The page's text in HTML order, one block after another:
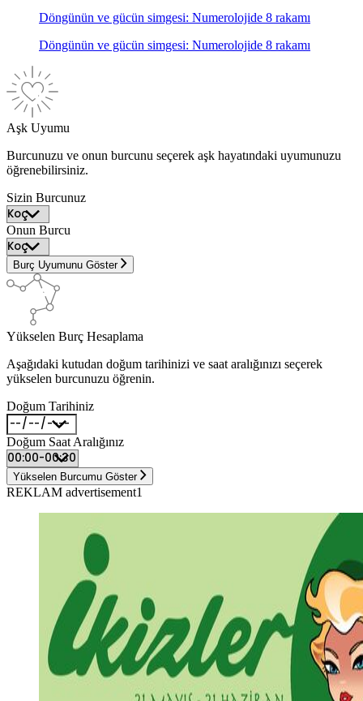
Döngünün ve gücün simgesi: Numerolojide 8 rakamı
Döngünün ve gücün simgesi: Numerolojide 8 rakamı
Aşk Uyumu
Burcunuzu ve onun burcunu seçerek aşk hayatındaki uyumunuzu
öğrenebilirsiniz.
Sizin Burcunuz
Onun Burcu
Burç Uyumunu Göster
Yükselen Burç Hesaplama
Aşağıdaki kutudan doğum tarihinizi ve saat aralığınızı seçerek
yükselen burcunuzu öğrenin.
Doğum Tarihiniz
Doğum Saat Aralığınız
Yükselen Burcumu Göster
REKLAM advertisement1